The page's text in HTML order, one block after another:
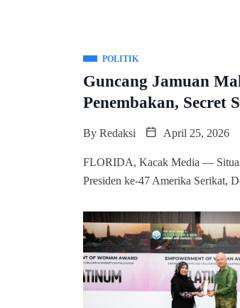
POLITIK
Guncang Jamuan
Penembakan, Secret
By Redaksi April 25, 2026
FLORIDA, Kacak Media —
Presiden ke-47 Amerika Serikat,